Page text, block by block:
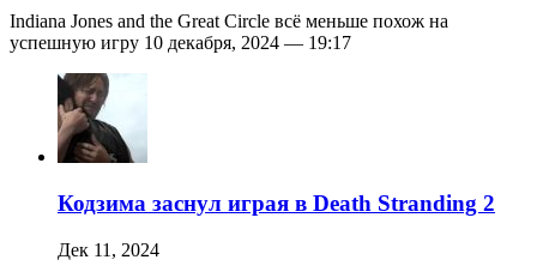
Indiana Jones and the Great Circle всё меньше похож на
успешную игру 10 декабря, 2024 — 19:17
Кодзима заснул играя в Death Stranding 2
Дек 11, 2024